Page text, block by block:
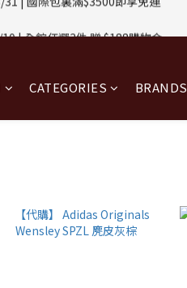
CATEGORIES BRANDS